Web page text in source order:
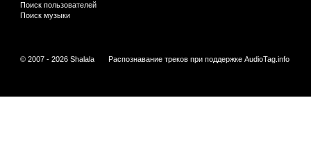
Поиск пользователей
Поиск музыки
© 2007 - 2026 Shalala Распознавание треков при поддержке AudioTag.info